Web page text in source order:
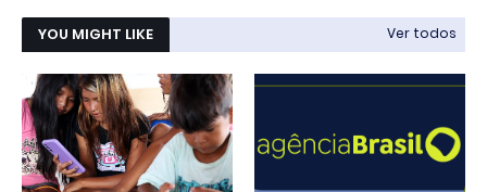
YOU MIGHT LIKE Ver todos